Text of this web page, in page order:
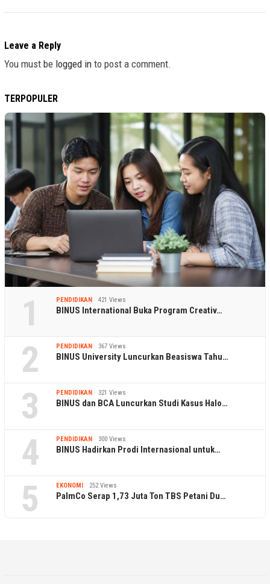
Leave a Reply
You must be logged in to post a comment.
TERPOPULER
1 PENDIDIKAN 421 Views
BINUS International Buka Program Creativ…
2 PENDIDIKAN 367 Views
BINUS University Luncurkan Beasiswa Tahu…
3 PENDIDIKAN 321 Views
BINUS dan BCA Luncurkan Studi Kasus Halo…
4 PENDIDIKAN 300 Views
BINUS Hadirkan Prodi Internasional untuk…
5 EKONOMI 252 Views
PalmCo Serap 1,73 Juta Ton TBS Petani Du…